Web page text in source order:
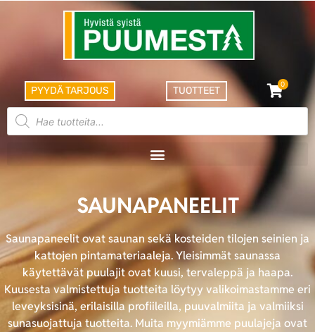
PYYDÄ TARJOUS TUOTTEET
0
SAUNAPANEELIT
Saunapaneelit ovat saunan sekä kosteiden tilojen seinien ja
kattojen pintamateriaaleja. Yleisimmät saunassa
käytettävät puulajit ovat kuusi, tervaleppä ja haapa.
Kuusesta valmistettuja tuotteita löytyy valikoimastamme eri
leveyksisinä, erilaisilla profiileilla, puuvalmiita ja valmiiksi
sunasuojattuja tuotteita. Muita myymiämme puulajeja ovat